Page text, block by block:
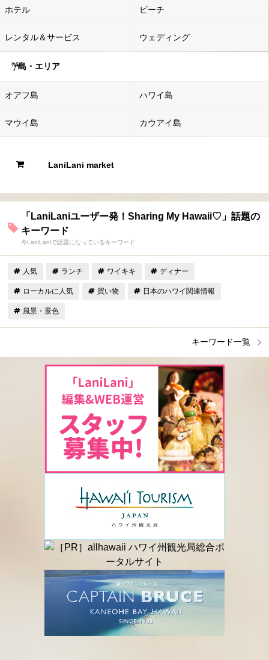
ホテル ビーチ
レンタル＆サービス ウェディング
島・エリア
オアフ島 ハワイ島
マウイ島 カウアイ島
LaniLani market
「LaniLaniユーザー発！Sharing My Hawaii♡」話題の
キーワード
今LaniLaniで話題になっているキーワード
人気 ランチ ワイキキ ディナー
ローカルに人気 買い物 日本のハワイ関連情報
風景・景色
キーワード一覧